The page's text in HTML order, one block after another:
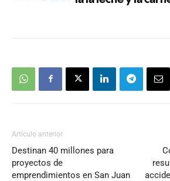
Artículo anterior
Destinan 40 millones para
proyectos de
emprendimientos en San Juan